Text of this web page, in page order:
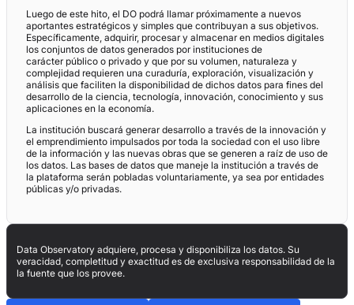
Luego de este hito, el DO podrá llamar próximamente a nuevos
aportantes estratégicos y simples que contribuyan a sus objetivos.
Específicamente, adquirir, procesar y almacenar en medios digitales
los conjuntos de datos generados por instituciones de
carácter público o privado y que por su volumen, naturaleza y
complejidad requieren una curaduría, exploración, visualización y
análisis que faciliten la disponibilidad de dichos datos para fines del
desarrollo de la ciencia, tecnología, innovación, conocimiento y sus
aplicaciones en la economía.
La institución buscará generar desarrollo a través de la innovación y
el emprendimiento impulsados por toda la sociedad con el uso libre
de la información y las nuevas obras que se generen a raíz de uso de
los datos. Las bases de datos que maneje la institución a través de
la plataforma serán pobladas voluntariamente, ya sea por entidades
públicas y/o privadas.
Data Observatory adquiere, procesa y disponibiliza los datos. Su
veracidad, completitud y exactitud es de exclusiva responsabilidad de la
la fuente que los provee.